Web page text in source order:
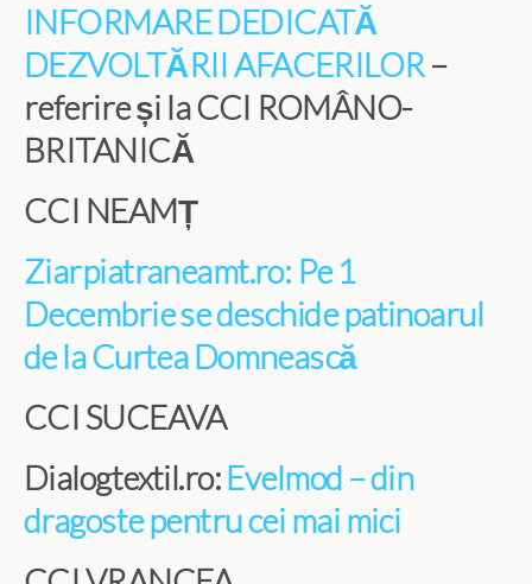
INFORMARE DEDICATĂ
DEZVOLTĂRII AFACERILOR–
referire și la CCI ROMÂNO-
BRITANICĂ
CCI NEAMȚ
Ziarpiatraneamt.ro: Pe 1
Decembrie se deschide patinoarul
de la Curtea Domnească
CCI SUCEAVA
Dialogtextil.ro:Evelmod – din
dragoste pentru cei mai mici